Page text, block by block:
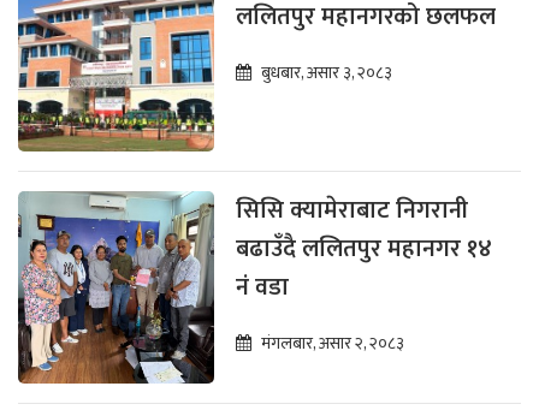
बुधबार, असार ३, २०८३
सिसि क्यामेराबाट निगरानी
बढाउँदै ललितपुर महानगर १४
नं वडा
मंगलबार, असार २, २०८३